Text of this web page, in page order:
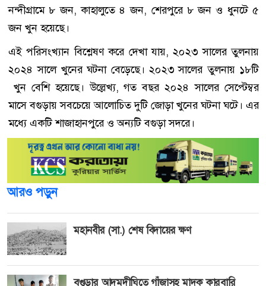
নন্দীগ্রামে ৮ জন, কাহালুতে ৪ জন, শেরপুরে ৮ জন ও ধুনটে ৫
জন খুন হয়েছে।
এই পরিসংখ্যান বিশ্লেষণ করে দেখা যায়, ২০২৩ সালের তুলনায়
২০২৪ সালে খুনের ঘটনা বেড়েছে। ২০২৩ সালের তুলনায় ১৮টি
খুন বেশি হয়েছে। উল্লেখ্য, গত বছর ২০২৪ সালের সেপ্টেম্বর
মাসে বগুড়ায় সবচেয়ে আলোচিত দুটি জোড়া খুনের ঘটনা ঘটে। এর
মধ্যে একটি শাজাহানপুরে ও অন্যটি বগুড়া সদরে।
আরও পড়ুন
মহানবীর (সা.) শেষ বিদায়ের ক্ষণ
বগুড়ার আদমদীঘিতে গাঁজাসহ মাদক কারবারি